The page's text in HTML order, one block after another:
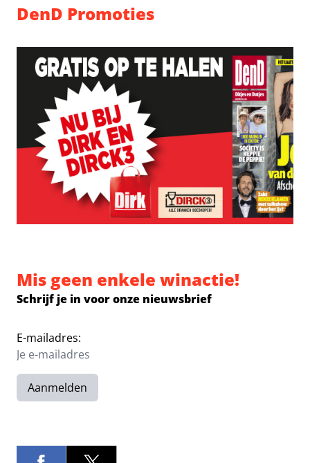
DenD Promoties
Mis geen enkele winactie!
Schrijf je in voor onze nieuwsbrief
E-mailadres:
Aanmelden